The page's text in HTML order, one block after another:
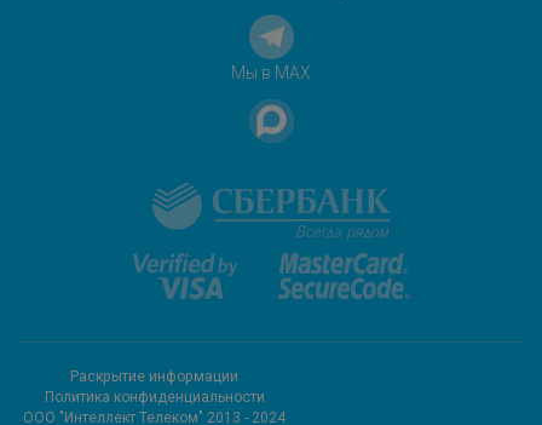
Мы в MAX
Раскрытие информации
Политика конфиденциальности
ООО "Интеллект Телеком" 2013 - 2024